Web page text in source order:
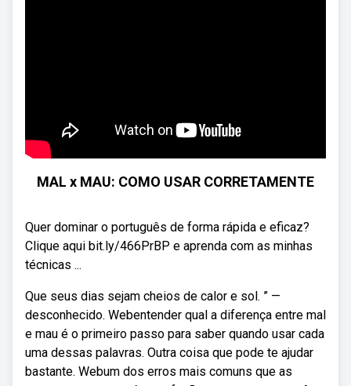
MAL x MAU: COMO USAR CORRETAMENTE
Quer dominar o português de forma rápida e eficaz?
Clique aqui bit.ly/466PrBP e aprenda com as minhas
técnicas ...
Que seus dias sejam cheios de calor e sol. ” —
desconhecido. Webentender qual a diferença entre mal
e mau é o primeiro passo para saber quando usar cada
uma dessas palavras. Outra coisa que pode te ajudar
bastante. Webum dos erros mais comuns que as